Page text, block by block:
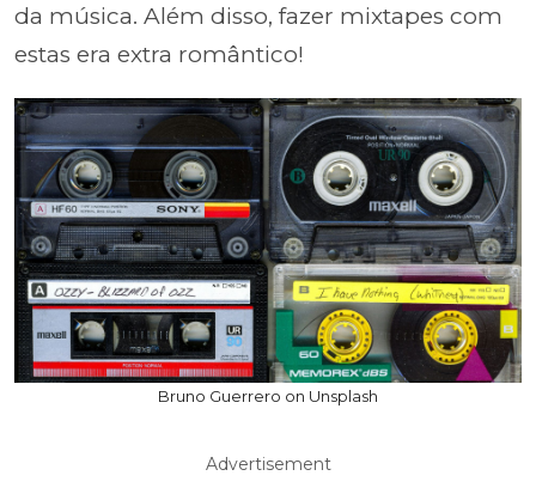
da música. Além disso, fazer mixtapes com
estas era extra romântico!
Bruno Guerrero on Unsplash
Advertisement